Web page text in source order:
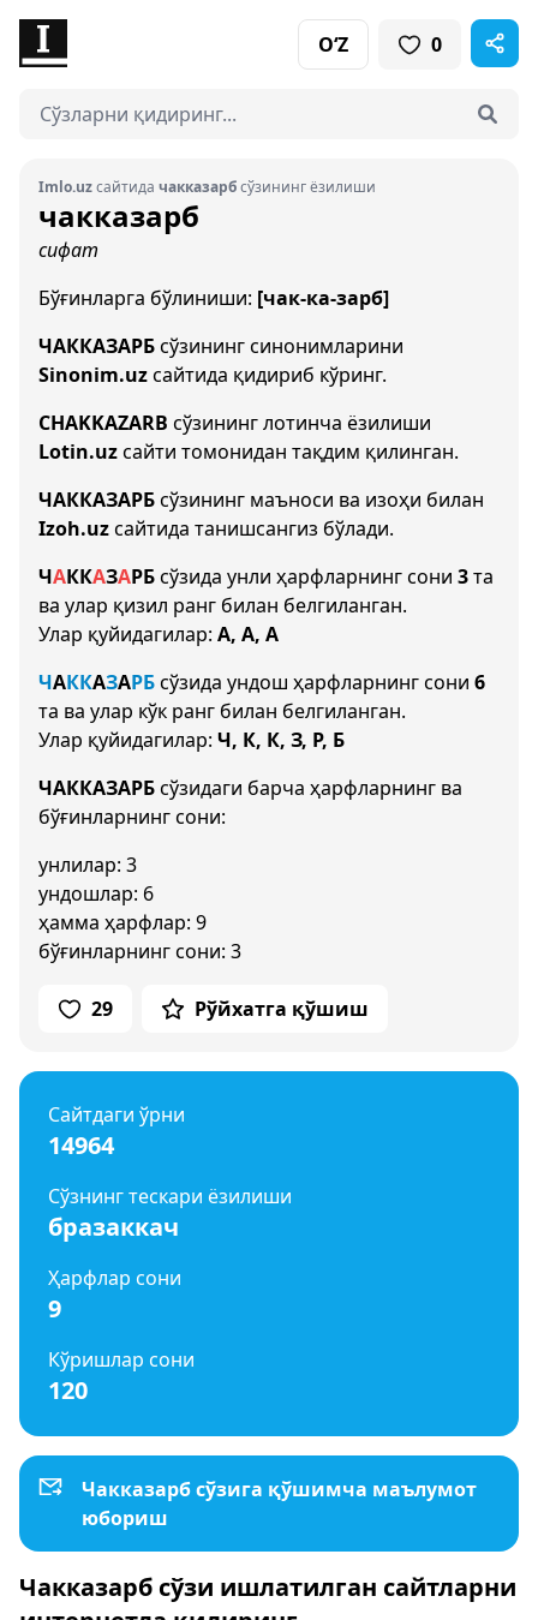
O‘Z 0
Imlo.uzсайтида чакказарбсўзининг ёзилиши
чакказарб
сифат
Бўғинларга бўлиниши: [чак-ка-зарб]
ЧАККАЗАРБсўзининг синонимларини
Sinonim.uzсайтида қидириб кўринг.
CHAKKAZARB сўзининг лотинча ёзилиши
Lotin.uzсайти томонидан тақдим қилинган.
ЧАККАЗАРБсўзининг маъноси ва изоҳи билан
Izoh.uzсайтида танишсангиз бўлади.
ЧАККАЗАРБсўзида унли ҳарфларнинг сони 3та
ва улар қизил ранг билан белгиланган.
Улар қуйидагилар: А, А, А
ЧАККАЗАРБсўзида ундош ҳарфларнинг сони 6
та ва улар кўк ранг билан белгиланган.
Улар қуйидагилар: Ч, К, К, З, Р, Б
ЧАККАЗАРБсўзидаги барча ҳарфларнинг ва
бўғинларнинг сони:
унлилар: 3
ундошлар: 6
ҳамма ҳарфлар: 9
бўғинларнинг сони: 3
29 Рўйхатга қўшиш
Сайтдаги ўрни
14964
Сўзнинг тескари ёзилиши
бразаккач
Ҳарфлар сони
9
Кўришлар сони
120
Чакказарб сўзига қўшимча маълумот
юбориш
Чакказарб сўзи ишлатилган сайтларни